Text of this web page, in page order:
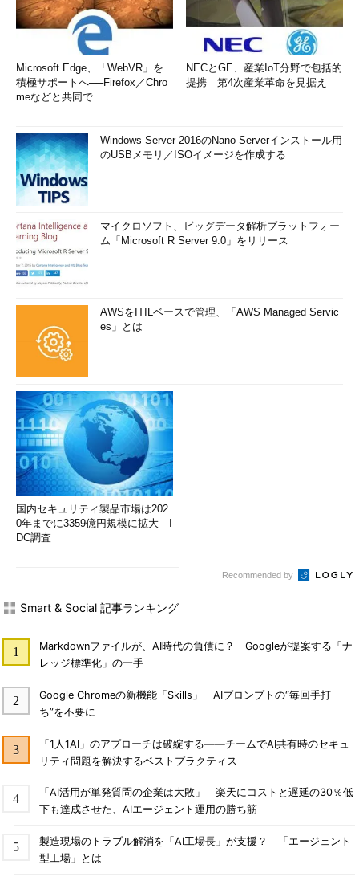
Microsoft Edge、「WebVR」を
積極サポートへ──Firefox／Chro
meなどと共同で
NECとGE、産業IoT分野で包括的
提携 第4次産業革命を見据え
Windows Server 2016のNano Serverインストール用
のUSBメモリ／ISOイメージを作成する
マイクロソフト、ビッグデータ解析プラットフォー
ム「Microsoft R Server 9.0」をリリース
AWSをITILベースで管理、「AWS Managed Servic
es」とは
国内セキュリティ製品市場は202
0年までに3359億円規模に拡大 I
DC調査
Recommended by
Smart & Social 記事ランキング
Markdownファイルが、AI時代の負債に？ Googleが提案する「ナ
レッジ標準化」の一手
Google Chromeの新機能「Skills」 AIプロンプトの“毎回手打
ち”を不要に
「1人1AI」のアプローチは破綻する――チームでAI共有時のセキュ
リティ問題を解決するベストプラクティス
「AI活用が単発質問の企業は大敗」 楽天にコストと遅延の30％低
下も達成させた、AIエージェント運用の勝ち筋
製造現場のトラブル解消を「AI工場長」が支援？ 「エージェント
型工場」とは